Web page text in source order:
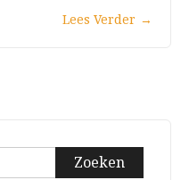
Lees Verder →